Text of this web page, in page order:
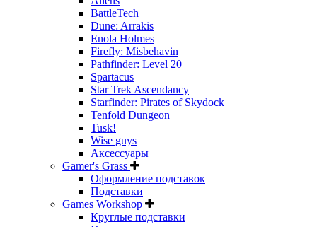
BattleTech
Dune: Arrakis
Enola Holmes
Firefly: Misbehavin
Pathfinder: Level 20
Spartacus
Star Trek Ascendancy
Starfinder: Pirates of Skydock
Tenfold Dungeon
Tusk!
Wise guys
Аксессуары
Gamer's Grass
Оформление подставок
Подставки
Games Workshop
Круглые подставки